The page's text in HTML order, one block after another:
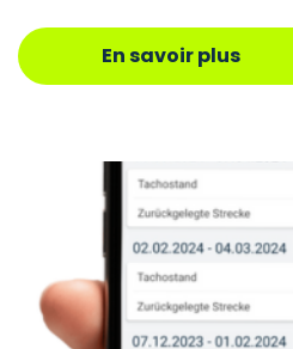
En savoir plus